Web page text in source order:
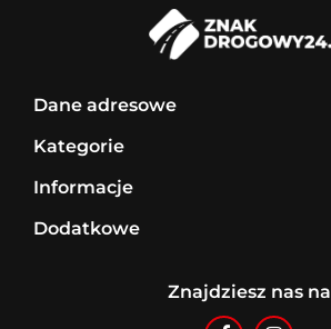
Dane adresowe
Kategorie
Informacje
Dodatkowe
Znajdziesz nas na